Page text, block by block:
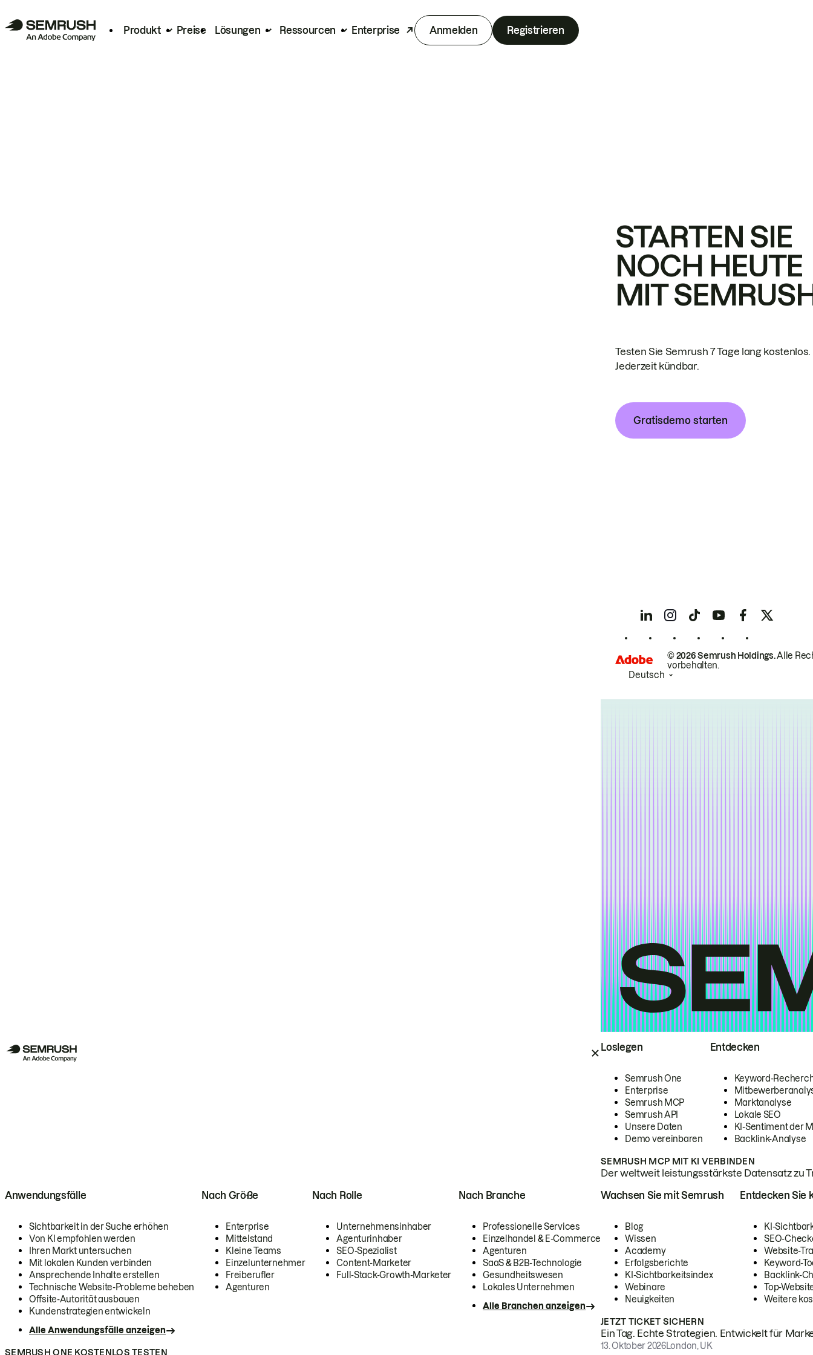
Produkt Preise Lösungen Ressourcen Enterprise Anmelden Registrieren
Loslegen
Semrush One
Enterprise
Semrush MCP
Semrush API
Unsere Daten
Demo vereinbaren
Entdecken
Keyword-
Marktanalyse
Lokale SEO
KI-Sentiment der
Backlink-Analyse
SEMRUSH MCP MIT KI VERBINDEN
Der weltweit leistungsstärkste Datensatz zu
Anwendungsfälle
Sichtbarkeit in der Suche erhöhen
Von KI empfohlen werden
Ihren Markt untersuchen
Mit lokalen Kunden verbinden
Ansprechende Inhalte erstellen
Technische Website-Probleme beheben
Offsite-Autorität ausbauen
Kundenstrategien entwickeln
Alle Anwendungsfälle anzeigen
Nach Größe
Enterprise
Mittelstand
Kleine Teams
Einzelunternehmer
Freiberufler
Agenturen
Nach Rolle
Unternehmensinhaber
Agenturinhaber
SEO-Spezialist
Content-Marketer
Full-Stack-Growth-Marketer
Nach Branche
Professionelle Services
Einzelhandel & E-Commerce
Agenturen
SaaS & B2B-Technologie
Gesundheitswesen
Lokales Unternehmen
Alle Branchen anzeigen
SEMRUSH ONE KOSTENLOS TESTEN
Wachsen Sie mit Semrush
Blog
Wissen
Academy
Erfolgsberichte
KI-Sichtbarkeitsindex
Webinare
Neuigkeiten
Entdecken Sie
KI-
SEO-
Website-
Keyword-
Backlink-
Top-
Weitere
JETZT TICKET SICHERN
Ein Tag. Echte Strategien. Entwickelt für
13. Oktober 2026London, UK
STARTEN SIE
NOCH HEUTE
MIT
Testen Sie Semrush 7 Tage lang kostenlos.
Jederzeit kündbar.
Gratisdemo starten
© 2026 Semrush Holdings.Alle
vorbehalten.
Deutsch